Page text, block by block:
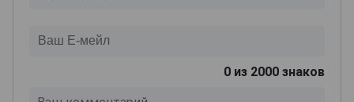
0 из 2000 знаков